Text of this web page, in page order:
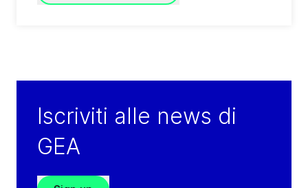
2280 Grobbendonk
Belgium
Tel:
Contact
Iscriviti alle news di
GEA